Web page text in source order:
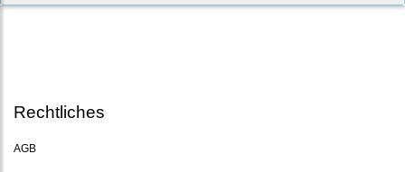
Rechtliches
AGB